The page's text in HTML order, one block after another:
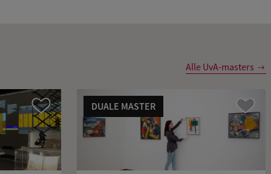
Alle UvA-masters
Vergelijk Vergelijk
DUALE MASTER